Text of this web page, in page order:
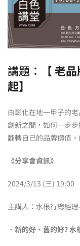
講題：【老
起】
由彰化在地一甲子的
創新之間，如何一步
翻轉自己的品牌價值
《分享會資訊》
2024/3/13 (三) 19:00
主講人：水根行總經
．新的好、舊的好?